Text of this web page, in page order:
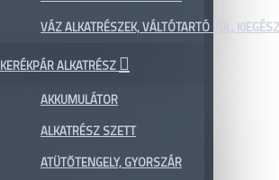
VÁZ ALKATRÉSZEK, VÁLTÓTARTÓ FÜL,
KERÉKPÁR ALKATRÉSZ
AKKUMULÁTOR
ALKATRÉSZ SZETT
ATÜTŐTENGELY, GYORSZÁR